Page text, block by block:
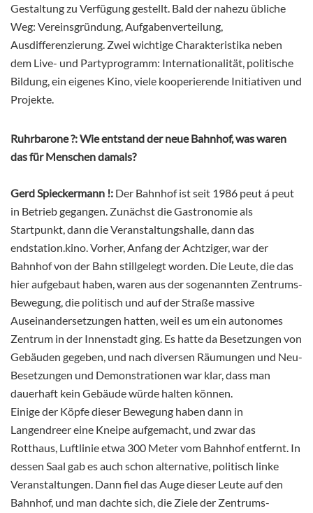
Gestaltung zu Verfügung gestellt. Bald der nahezu übliche
Weg: Vereinsgründung, Aufgabenverteilung,
Ausdifferenzierung. Zwei wichtige Charakteristika neben
dem Live- und Partyprogramm: Internationalität, politische
Bildung, ein eigenes Kino, viele kooperierende Initiativen und
Projekte.
Ruhrbarone ?:Wie entstand der neue Bahnhof, was waren
das für Menschen damals?
Gerd Spieckermann !: Der Bahnhof ist seit 1986 peut á peut
in Betrieb gegangen. Zunächst die Gastronomie als
Startpunkt, dann die Veranstaltungshalle, dann das
endstation.kino. Vorher, Anfang der Achtziger, war der
Bahnhof von der Bahn stillgelegt worden. Die Leute, die das
hier aufgebaut haben, waren aus der sogenannten Zentrums-
Bewegung, die politisch und auf der Straße massive
Auseinandersetzungen hatten, weil es um ein autonomes
Zentrum in der Innenstadt ging. Es hatte da Besetzungen von
Gebäuden gegeben, und nach diversen Räumungen und Neu-
Besetzungen und Demonstrationen war klar, dass man
dauerhaft kein Gebäude würde halten können.
Einige der Köpfe dieser Bewegung haben dann in
Langendreer eine Kneipe aufgemacht, und zwar das
Rotthaus, Luftlinie etwa 300 Meter vom Bahnhof entfernt. In
dessen Saal gab es auch schon alternative, politisch linke
Veranstaltungen. Dann fiel das Auge dieser Leute auf den
Bahnhof, und man dachte sich, die Ziele der Zentrums-